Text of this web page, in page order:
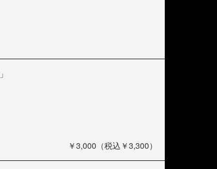
￥3,000（税込￥3,300）